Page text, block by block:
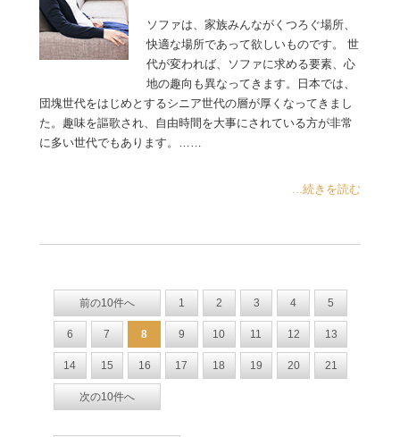
ソファは、家族みんながくつろぐ場所、
快適な場所であって欲しいものです。 世
代が変われば、ソファに求める要素、心
地の趣向も異なってきます。日本では、
団塊世代をはじめとするシニア世代の層が厚くなってきまし
た。趣味を謳歌され、自由時間を大事にされている方が非常
に多い世代でもあります。……
...続きを読む
前の10件へ 1 2 3 4 5
6 7 8 9 10 11 12 13
14 15 16 17 18 19 20 21
次の10件へ